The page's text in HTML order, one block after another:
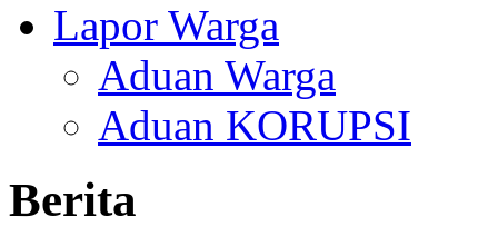
Lapor Warga
Aduan Warga
Aduan KORUPSI
Berita